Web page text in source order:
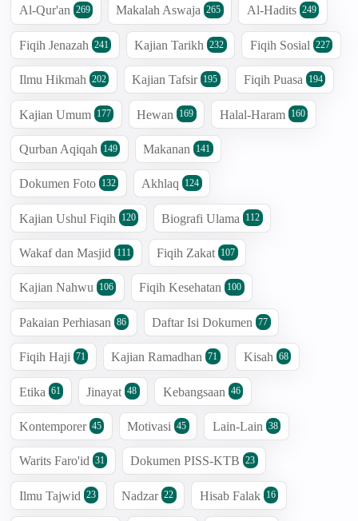
Al-Qur'an 269 Makalah Aswaja 265 Al-Hadits 249
Fiqih Jenazah 241 Kajian Tarikh 232 Fiqih Sosial 227
Ilmu Hikmah 202 Kajian Tafsir 195 Fiqih Puasa 194
Kajian Umum 177 Hewan 169 Halal-Haram 160
Qurban Aqiqah 149 Makanan 141
Dokumen Foto 132 Akhlaq 124
Kajian Ushul Fiqih 120 Biografi Ulama 112
Wakaf dan Masjid 111 Fiqih Zakat 107
Kajian Nahwu 106 Fiqih Kesehatan 100
Pakaian Perhiasan 86 Daftar Isi Dokumen 77
Fiqih Haji 71 Kajian Ramadhan 71 Kisah 68
Etika 61 Jinayat 48 Kebangsaan 46
Kontemporer 45 Motivasi 45 Lain-Lain 38
Warits Faro'id 31 Dokumen PISS-KTB 23
Ilmu Tajwid 23 Nadzar 22 Hisab Falak 16